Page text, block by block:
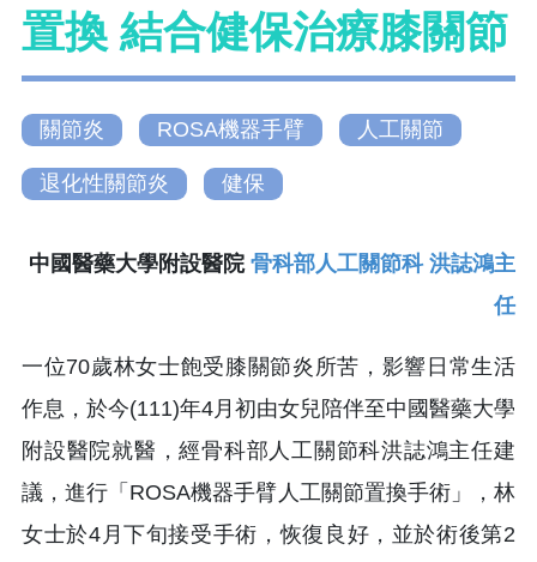
置換 結合健保治療膝關節
關節炎 ROSA機器手臂 人工關節
退化性關節炎 健保
中國醫藥大學附設醫院 骨科部人工關節科 洪誌鴻主
任
一位70歲林女士飽受膝關節炎所苦，影響日常生活
作息，於今(111)年4月初由女兒陪伴至中國醫藥大學
附設醫院就醫，經骨科部人工關節科洪誌鴻主任建
議，進行「ROSA機器手臂人工關節置換手術」，林
女士於4月下旬接受手術，恢復良好，並於術後第2